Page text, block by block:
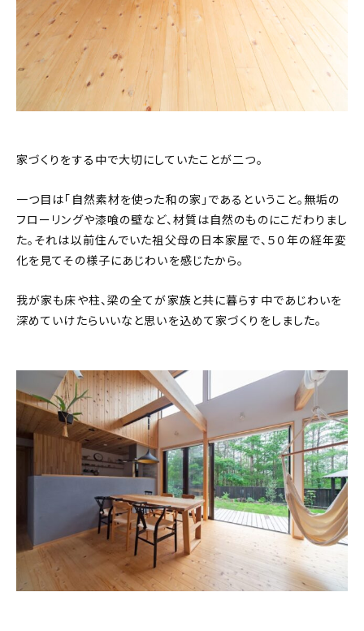
家づくりをする中で大切にしていたことが二つ。
一つ目は「自然素材を使った和の家」であるということ。無垢の
フローリングや漆喰の壁など、材質は自然のものにこだわりまし
た。それは以前住んでいた祖父母の日本家屋で、５０年の経年変
化を見てその様子にあじわいを感じたから。
我が家も床や柱、梁の全てが家族と共に暮らす中であじわいを
深めていけたらいいなと思いを込めて家づくりをしました。